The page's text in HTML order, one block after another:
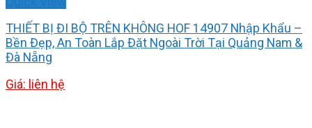
THIẾT BỊ ĐI BỘ TRÊN KHÔNG HOF 14907 Nhập Khẩu –
Bền Đẹp, An Toàn Lắp Đặt Ngoài Trời Tại Quảng Nam &
Đà Nẵng
Giá: liên hệ